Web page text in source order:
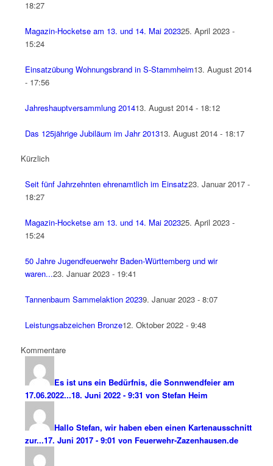
18:27
Magazin-Hocketse am 13. und 14. Mai 202325. April 2023 -
15:24
Einsatzübung Wohnungsbrand in S-Stammheim13. August 2014
- 17:56
Jahreshauptversammlung 201413. August 2014 - 18:12
Das 125jährige Jubiläum im Jahr 201313. August 2014 - 18:17
Kürzlich
Seit fünf Jahrzehnten ehrenamtlich im Einsatz23. Januar 2017 -
18:27
Magazin-Hocketse am 13. und 14. Mai 202325. April 2023 -
15:24
50 Jahre Jugendfeuerwehr Baden-Württemberg und wir
waren...23. Januar 2023 - 19:41
Tannenbaum Sammelaktion 20239. Januar 2023 - 8:07
Leistungsabzeichen Bronze12. Oktober 2022 - 9:48
Kommentare
Es ist uns ein Bedürfnis, die Sonnwendfeier am
17.06.2022...18. Juni 2022 - 9:31 von Stefan Heim
Hallo Stefan, wir haben eben einen Kartenausschnitt
zur...17. Juni 2017 - 9:01 von Feuerwehr-Zazenhausen.de